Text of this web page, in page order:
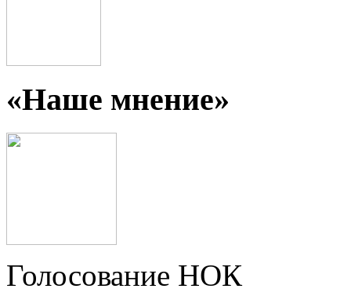
«Наше мнение»
Голосование НОК